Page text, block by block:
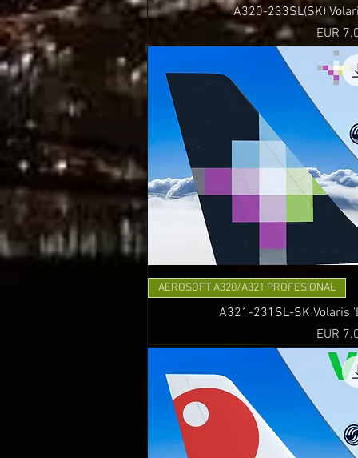
A320-233SL(SK)
Precio
EUR
AEROSOFT A320/A321 PROFESIONAL
A321-231SL-SK Volaris
Precio
EUR